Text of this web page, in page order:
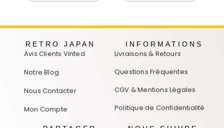
RETRO JAPAN
Avis Clients Vinted
Notre Blog
Nous Contacter
Mon Compte
INFORMATIONS
Livraisons & Retours
Questions Fréquentes
CGV & Mentions Légales
Politique de Confidentialité